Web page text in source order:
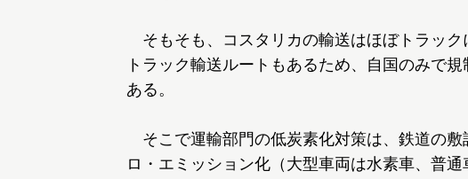
そもそも、コスタリカの輸送はほぼトラッ
トラック輸送ルートもあるため、自国のみで
ある。
そこで運輸部門の低炭素化対策は、鉄道の
ロ・エミッション化（大型車両は水素車、普